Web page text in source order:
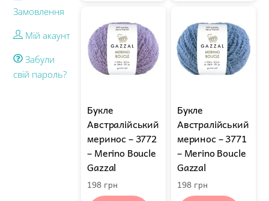
Букле
Австралійський
меринос – 3772
– Merino Boucle
Gazzal
198 грн
Букле
Австралійський
меринос – 3771
– Merino Boucle
Gazzal
198 грн
Замовлення
Мій акаунт
Забули
свій пароль?